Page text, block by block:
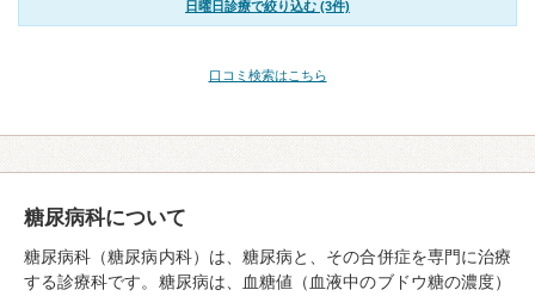
日曜日診療で絞り込む (3件)
口コミ検索はこちら
糖尿病科について
糖尿病科（糖尿病内科）は、糖尿病と、その合併症を専門に治療
する診療科です。糖尿病は、血糖値（血液中のブドウ糖の濃度）